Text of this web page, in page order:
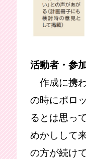
活動者・参
作成に携
の時にポロ
るとは思っ
めかしして
の方が続け